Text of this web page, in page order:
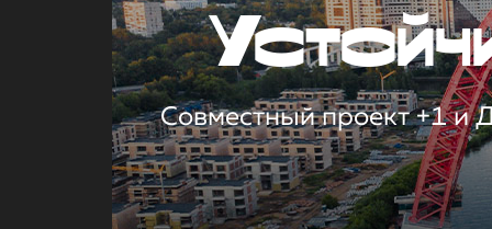
Совместный проект +1 и